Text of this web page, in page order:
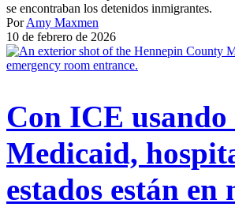
se encontraban los detenidos inmigrantes.
PorAmy Maxmen
10 de febrero de 2026
Con ICE usando
Medicaid,
estados están en